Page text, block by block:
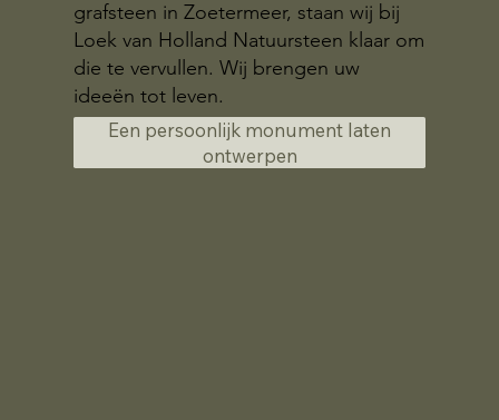
grafsteen in Zoetermeer, staan wij bij
Loek van Holland Natuursteen klaar om
die te vervullen. Wij brengen uw
ideeën tot leven.
Een persoonlijk monument laten
ontwerpen